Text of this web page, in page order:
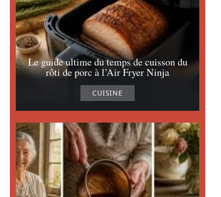
Le guide ultime du temps de cuisson du
rôti de porc à l’Air Fryer Ninja
CUISINE